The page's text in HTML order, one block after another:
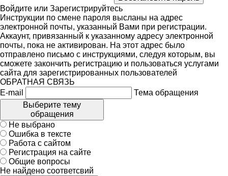
Войдите или Зарегистрируйтесь
Инструкции по смене пароля высланы на адрес
электронной почты, указанный Вами при регистрации.
Аккаунт, привязанный к указанному адресу электронной
почты, пока не активирован. На этот адрес было
отправлено письмо с инструкциями, следуя которым, вы
сможете закончить регистрацию и пользоваться услугами
сайта для зарегистрированных пользователей
ОБРАТНАЯ СВЯЗЬ
E-mail
Тема обращения
Выберите тему
обращения
Не выбрано
Ошибка в тексте
Работа с сайтом
Регистрация на сайте
Общие вопросы
Не найдено соответсвий